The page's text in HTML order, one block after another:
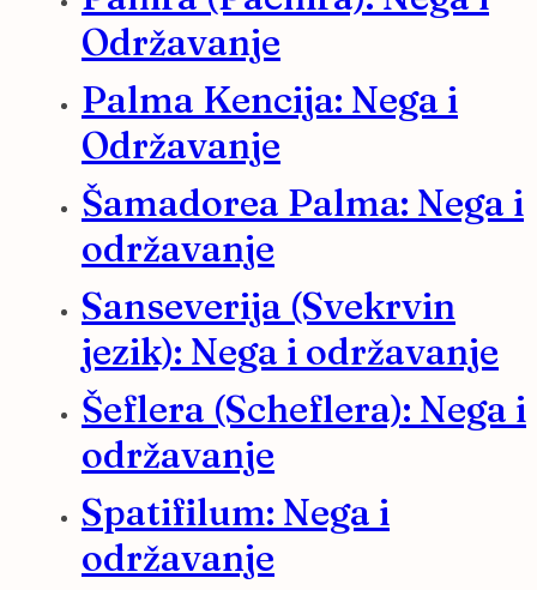
Održavanje
Palma Kencija: Nega i
Održavanje
Šamadorea Palma: Nega i
održavanje
Sanseverija (Svekrvin
jezik): Nega i održavanje
Šeflera (Scheflera): Nega i
održavanje
Spatifilum: Nega i
održavanje